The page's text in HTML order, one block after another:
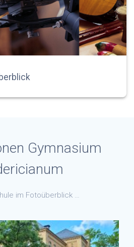
Gymnasium
im Fotoüberblick …